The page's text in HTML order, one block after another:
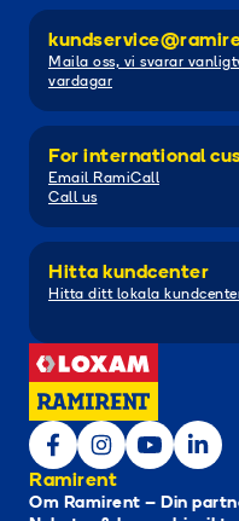
Maila oss, vi svarar
vardagar
For international
Email RamiCall
Call us
Hitta kundcenter
Hitta ditt lokala
Ramirent
Om Ramirent – Din